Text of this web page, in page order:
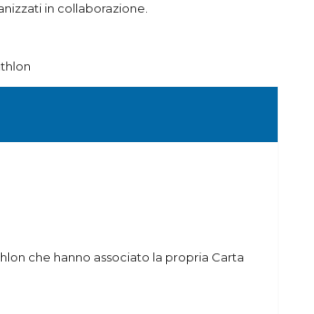
in collaborazione.
che hanno associato la propria Carta